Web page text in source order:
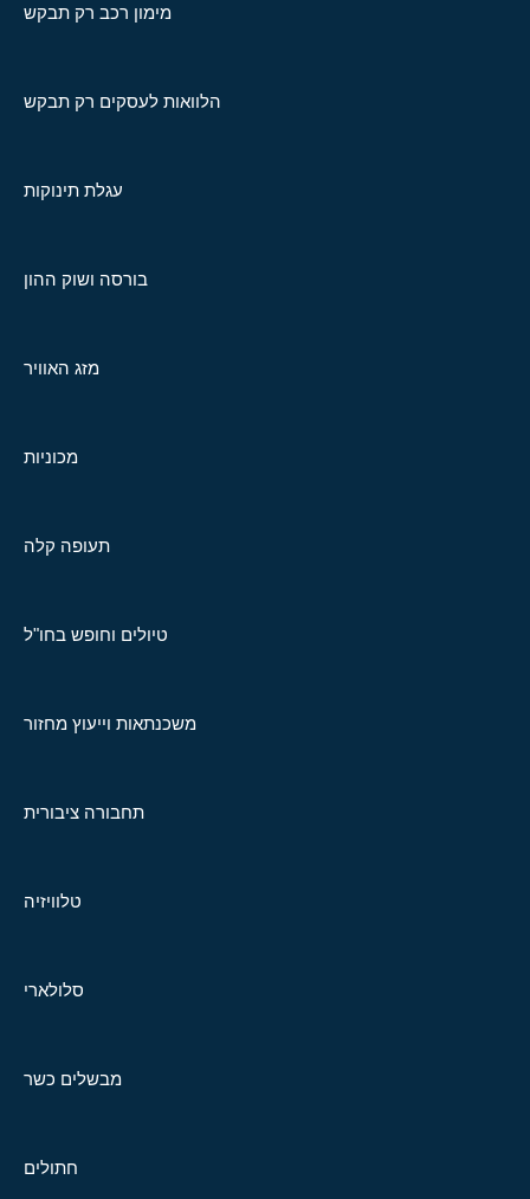
מימון רכב רק תבקש
הלוואות לעסקים רק תבקש
עגלת תינוקות
בורסה ושוק ההון
מזג האוויר
מכוניות
תעופה קלה
טיולים וחופש בחו"ל
משכנתאות וייעוץ מחזור
תחבורה ציבורית
טלוויזיה
סלולארי
מבשלים כשר
חתולים